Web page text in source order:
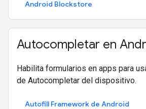
Android Blockstore
Autocompletar en
Habilita formularios en apps para
de Autocompletar del dispositivo.
Autofill Framework de Android